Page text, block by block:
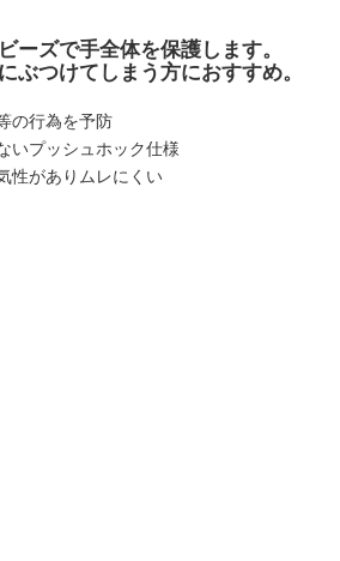
ーズで手全体を保護します。
ぶつけてしまう方におすすめ。
の行為を予防
いプッシュホック仕様
性がありムレにくい